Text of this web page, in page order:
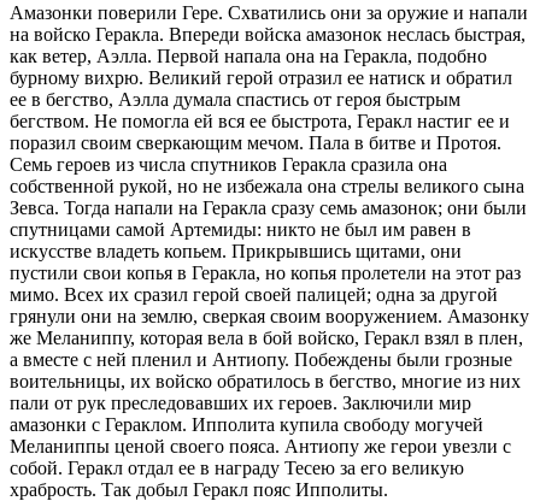
Амазонки поверили Гере. Схватились они за оружие и напали
на войско Геракла. Впереди войска амазонок неслась быстрая,
как ветер, Аэлла. Первой напала она на Геракла, подобно
бурному вихрю. Великий герой отразил ее натиск и обратил
ее в бегство, Аэлла думала спастись от героя быстрым
бегством. Не помогла ей вся ее быстрота, Геракл настиг ее и
поразил своим сверкающим мечом. Пала в битве и Протоя.
Семь героев из числа спутников Геракла сразила она
собственной рукой, но не избежала она стрелы великого сына
Зевса. Тогда напали на Геракла сразу семь амазонок; они были
спутницами самой Артемиды: никто не был им равен в
искусстве владеть копьем. Прикрывшись щитами, они
пустили свои копья в Геракла, но копья пролетели на этот раз
мимо. Всех их сразил герой своей палицей; одна за другой
грянули они на землю, сверкая своим вооружением. Амазонку
же Меланиппу, которая вела в бой войско, Геракл взял в плен,
а вместе с ней пленил и Антиопу. Побеждены были грозные
воительницы, их войско обратилось в бегство, многие из них
пали от рук преследовавших их героев. Заключили мир
амазонки с Гераклом. Ипполита купила свободу могучей
Меланиппы ценой своего пояса. Антиопу же герои увезли с
собой. Геракл отдал ее в награду Тесею за его великую
храбрость. Так добыл Геракл пояс Ипполиты.